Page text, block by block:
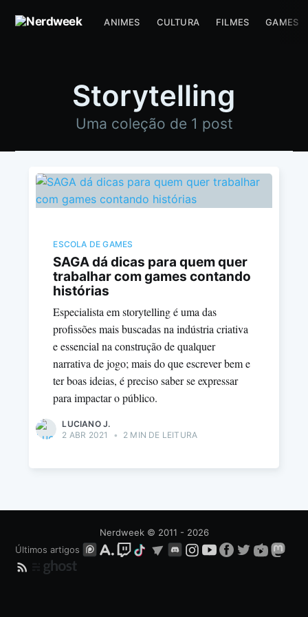
ANIMES CULTURA FILMES GAMES
Storytelling
Uma coleção de 1 post
ESCOLA DE GAMES
SAGA dá dicas para quem quer
trabalhar com games contando
histórias
Especialista em storytelling é uma das
profissões mais buscadas na indústria criativa
e essencial na construção de qualquer
narrativa de jogo; mais do que escrever bem e
ter boas ideias, é preciso saber se expressar
para impactar o público.
LUCIANO J.
2 ABR 2021
• 2 MIN DE LEITURA
Nerdweek© 2011 - 2026
Últimos artigos